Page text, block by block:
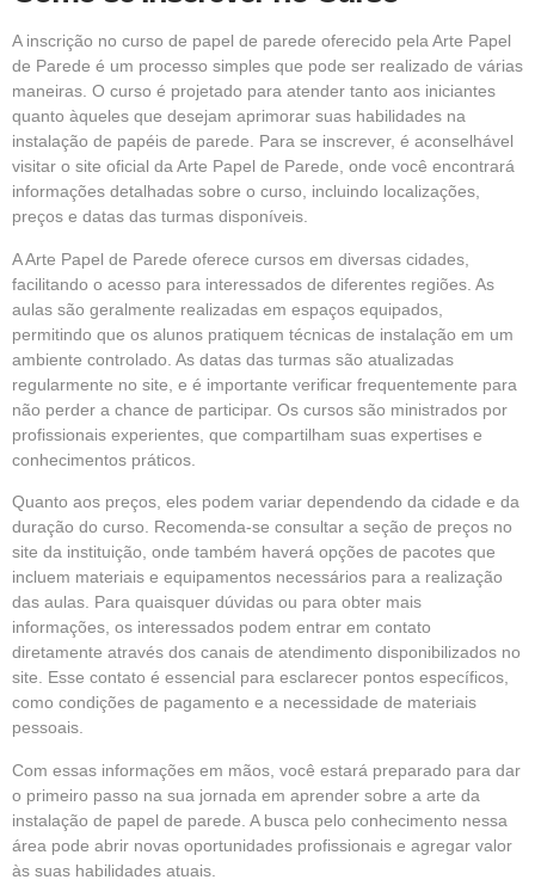
A inscrição no curso de papel de parede oferecido pela Arte Papel
de Parede é um processo simples que pode ser realizado de várias
maneiras. O curso é projetado para atender tanto aos iniciantes
quanto àqueles que desejam aprimorar suas habilidades na
instalação de papéis de parede. Para se inscrever, é aconselhável
visitar o site oficial da Arte Papel de Parede, onde você encontrará
informações detalhadas sobre o curso, incluindo localizações,
preços e datas das turmas disponíveis.
A Arte Papel de Parede oferece cursos em diversas cidades,
facilitando o acesso para interessados de diferentes regiões. As
aulas são geralmente realizadas em espaços equipados,
permitindo que os alunos pratiquem técnicas de instalação em um
ambiente controlado. As datas das turmas são atualizadas
regularmente no site, e é importante verificar frequentemente para
não perder a chance de participar. Os cursos são ministrados por
profissionais experientes, que compartilham suas expertises e
conhecimentos práticos.
Quanto aos preços, eles podem variar dependendo da cidade e da
duração do curso. Recomenda-se consultar a seção de preços no
site da instituição, onde também haverá opções de pacotes que
incluem materiais e equipamentos necessários para a realização
das aulas. Para quaisquer dúvidas ou para obter mais
informações, os interessados podem entrar em contato
diretamente através dos canais de atendimento disponibilizados no
site. Esse contato é essencial para esclarecer pontos específicos,
como condições de pagamento e a necessidade de materiais
pessoais.
Com essas informações em mãos, você estará preparado para dar
o primeiro passo na sua jornada em aprender sobre a arte da
instalação de papel de parede. A busca pelo conhecimento nessa
área pode abrir novas oportunidades profissionais e agregar valor
às suas habilidades atuais.